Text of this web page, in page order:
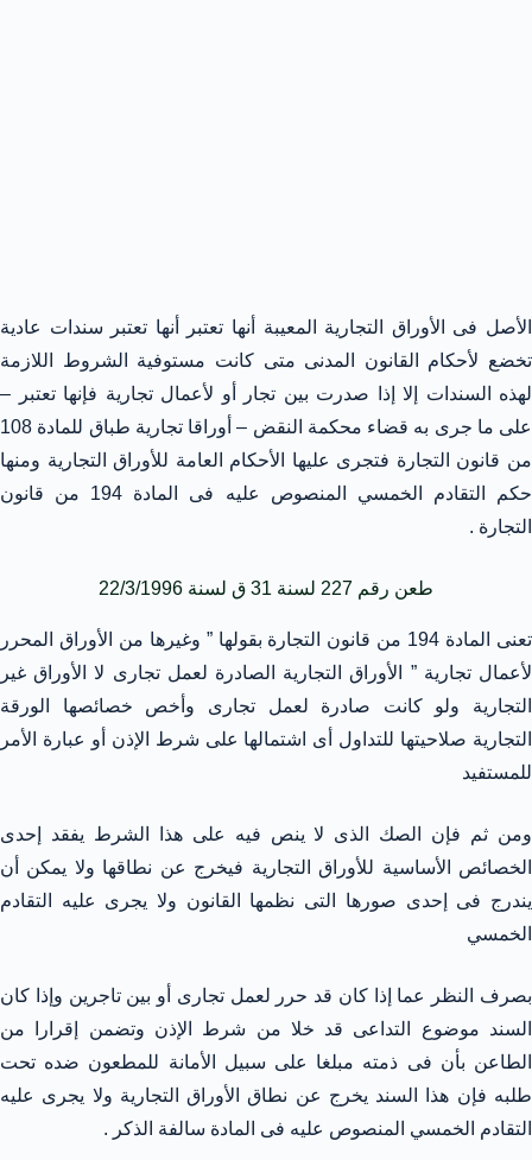
الأصل فى الأوراق التجارية المعيبة أنها تعتبر أنها تعتبر سندات عادية
تخضع لأحكام القانون المدنى متى كانت مستوفية الشروط اللازمة
لهذه السندات إلا إذا صدرت بين تجار أو لأعمال تجارية فإنها تعتبر –
على ما جرى به قضاء محكمة النقض – أوراقا تجارية طباق للمادة 108
من قانون التجارة فتجرى عليها الأحكام العامة للأوراق التجارية ومنها
حكم التقادم الخمسي المنصوص عليه فى المادة 194 من قانون
التجارة .
طعن رقم 227 لسنة 31 ق لسنة 22/3/1996
تعنى المادة 194 من قانون التجارة بقولها ” وغيرها من الأوراق المحرر
لأعمال تجارية ” الأوراق التجارية الصادرة لعمل تجارى لا الأوراق غير
التجارية ولو كانت صادرة لعمل تجارى وأخص خصائصها الورقة
التجارية صلاحيتها للتداول أى اشتمالها على شرط الإذن أو عبارة الأمر
للمستفيد
ومن ثم فإن الصك الذى لا ينص فيه على هذا الشرط يفقد إحدى
الخصائص الأساسية للأوراق التجارية فيخرج عن نطاقها ولا يمكن أن
يندرج فى إحدى صورها التى نظمها القانون ولا يجرى عليه التقادم
الخمسي
بصرف النظر عما إذا كان قد حرر لعمل تجارى أو بين تاجرين وإذا كان
السند موضوع التداعى قد خلا من شرط الإذن وتضمن إقرارا من
الطاعن بأن فى ذمته مبلغا على سبيل الأمانة للمطعون ضده تحت
طلبه فإن هذا السند يخرج عن نطاق الأوراق التجارية ولا يجرى عليه
التقادم الخمسي المنصوص عليه فى المادة سالفة الذكر .